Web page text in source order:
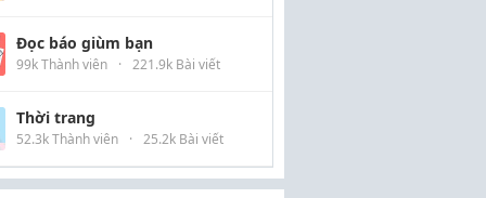
Đọc báo giùm bạn
99k Thành viên · 221.9k Bài viết
Thời trang
52.3k Thành viên · 25.2k Bài viết